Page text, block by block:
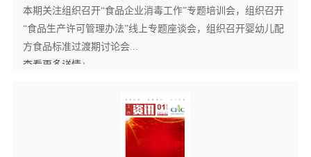
本期关注组织召开“食品企业消毒工作”专题培训会，组织召开
“食品生产许可管理办法”线上专题座谈会，组织召开婴幼儿配
方食品标准过渡期讨论会...
查看更多详情+